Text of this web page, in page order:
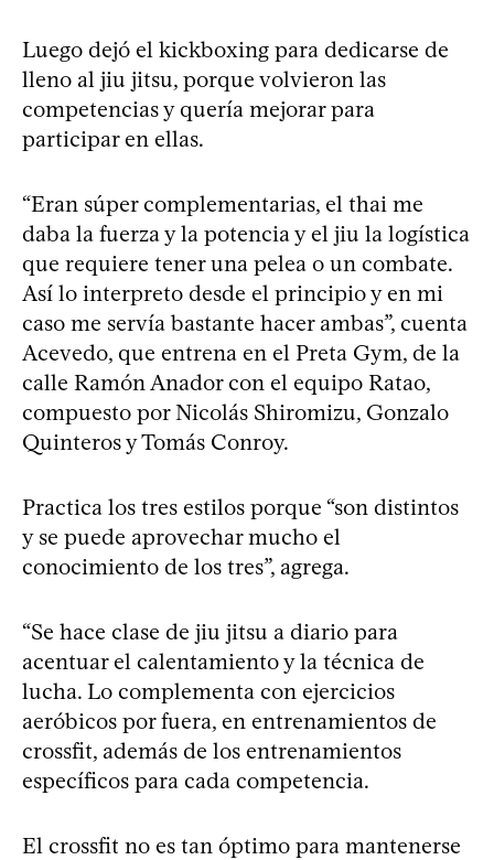
Luego dejó el kickboxing para dedicarse de
lleno al jiu jitsu, porque volvieron las
competencias y quería mejorar para
participar en ellas.
“Eran súper complementarias, el thai me
daba la fuerza y la potencia y el jiu la logística
que requiere tener una pelea o un combate.
Así lo interpreto desde el principio y en mi
caso me servía bastante hacer ambas”, cuenta
Acevedo, que entrena en el Preta Gym, de la
calle Ramón Anador con el equipo Ratao,
compuesto por Nicolás Shiromizu, Gonzalo
Quinteros y Tomás Conroy.
Practica los tres estilos porque “son distintos
y se puede aprovechar mucho el
conocimiento de los tres”, agrega.
“Se hace clase de jiu jitsu a diario para
acentuar el calentamiento y la técnica de
lucha. Lo complementa con ejercicios
aeróbicos por fuera, en entrenamientos de
crossfit, además de los entrenamientos
específicos para cada competencia.
El crossfit no es tan óptimo para mantenerse